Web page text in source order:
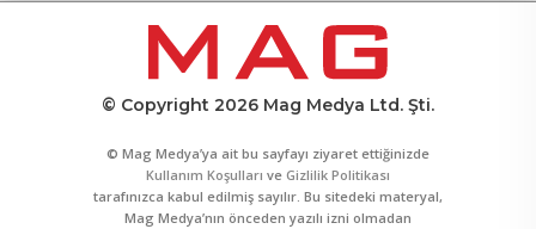
© Copyright 2026 Mag Medya Ltd. Şti.
© Mag Medya’ya ait bu sayfayı ziyaret ettiğinizde
Kullanım Koşulları ve Gizlilik Politikası
tarafınızca kabul edilmiş sayılır. Bu sitedeki materyal,
Mag Medya’nın önceden yazılı izni olmadan